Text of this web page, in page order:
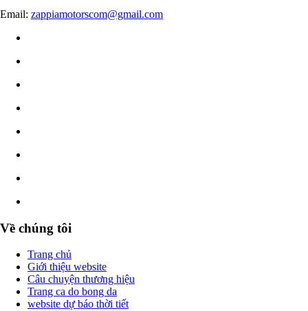
Email: zappiamotorscom@gmail.com
Về chúng tôi
Trang chủ
Giới thiệu website
Câu chuyện thương hiệu
Trang ca do bong da
website dự báo thời tiết